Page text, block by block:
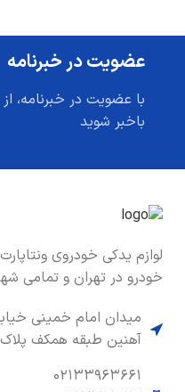
عضویت در خبرنامه
با عضویت در خبرنامه،
باخبر شوید
لوازم یدکی خودروی
خودرو در تهران و تمامی
میدان امام خمینی
آهنین طبقه همکف پلاک ۳۱۳
۰۲۱۳۳۹۶۳۶۶۱